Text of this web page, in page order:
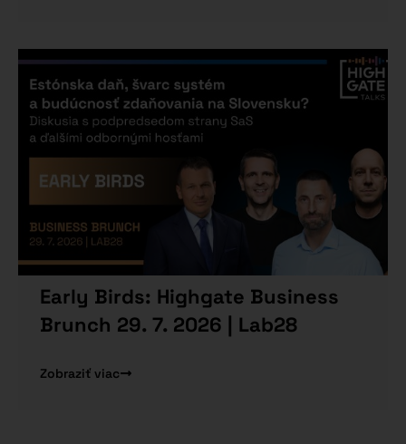
Early Birds: Highgate Business
Brunch 29. 7. 2026 | Lab28
Zobraziť viac